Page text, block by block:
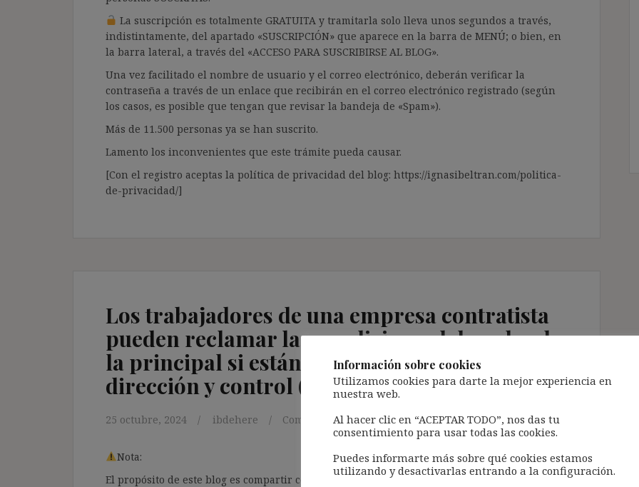
La suscripción es totalmente GRATUITA y tramitarla solo lleva unos segundos a través,
indistintamente, del apartado «SUSCRIPCIÓN» que aparece en la barra de MENÚ; o bien, en
la barra lateral, a través del «ACCESO PARA SUSCRIBIRSE AL BLOG».
Una vez facilitado el nombre de usuario y el correo electrónico, deberán verificar la
contraseña a través de un enlace que recibirán en el correo electrónico registrado (según
los casos, es posible que tengan que revisar la bandeja de «Spam»).
Más de 11.500 personas ya se han suscrito.
Lamento los inconvenientes que este trámite pueda causar.
[Con el registro aceptas la política de privacidad del blog: https://ignasibeltran.com/politica-
de-privacidad/]
Los trabajadores de una empresa contratista
pueden reclamar las condiciones laborales de
la principal si están bajo su poder de
dirección y control (STJUE 24/10/24)
25 octubre, 2024 ibdehere Comentarios Jurisprudencia
Nota:
El propósito de este blog es compartir contenido de forma totalmente GRATUITA.
Información sobre cookies
Utilizamos cookies para darte la mejor experiencia en
nuestra web.
Al hacer clic en “ACEPTAR TODO”, nos das tu
consentimiento para usar todas las cookies.
Puedes informarte más sobre qué cookies estamos
utilizando y desactivarlas entrando a la configuración.